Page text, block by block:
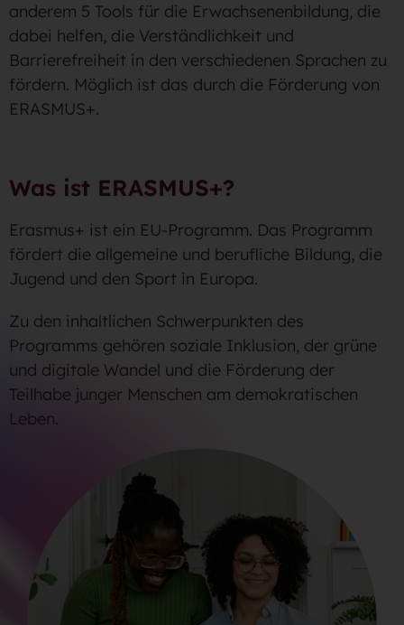
anderem 5 Tools für die Erwachsenenbildung, die
dabei helfen, die Verständlichkeit und
Barrierefreiheit in den verschiedenen Sprachen zu
fördern. Möglich ist das durch die Förderung von
ERASMUS+.
Was ist ERASMUS+?
Erasmus+ ist ein EU-Programm. Das Programm
fördert die allgemeine und berufliche Bildung, die
Jugend und den Sport in Europa.
Zu den inhaltlichen Schwerpunkten des
Programms gehören soziale Inklusion, der grüne
und digitale Wandel und die Förderung der
Teilhabe junger Menschen am demokratischen
Leben.